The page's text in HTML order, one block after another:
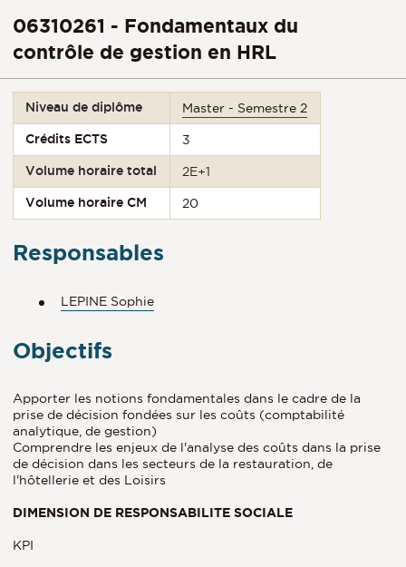
06310261 - Fondamentaux du
contrôle de gestion en HRL
Niveau de diplôme Master - Semestre 2
Crédits ECTS 3
Volume horaire total 2E+1
Volume horaire CM 20
Responsables
LEPINE Sophie
Objectifs
Apporter les notions fondamentales dans le cadre de la
prise de décision fondées sur les coûts (comptabilité
analytique, de gestion)
Comprendre les enjeux de l'analyse des coûts dans la prise
de décision dans les secteurs de la restauration, de
l'hôtellerie et des Loisirs
DIMENSION DE RESPONSABILITE SOCIALE
KPI